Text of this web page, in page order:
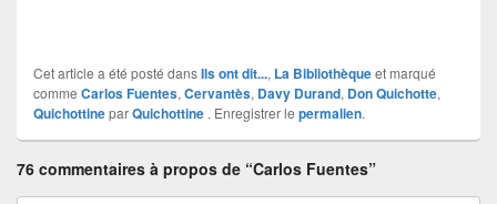
Cet article a été posté dansIls ont dit..., La Bibliothèqueet marqué
comme Carlos Fuentes, Cervantès, Davy Durand, Don Quichotte,
QuichottineparQuichottine . Enregistrer le permalien.
76 commentaires à propos de “Carlos Fuentes”